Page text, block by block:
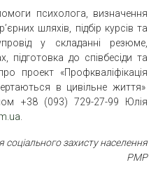
психолога, визначення
шляхів, підбір курсів та
у складанні резюме,
до співбесіди та
проект «Профкваліфікація
в цивільне життя»
+38 (093) 729-27-99 Юлія
захисту населення
РМР